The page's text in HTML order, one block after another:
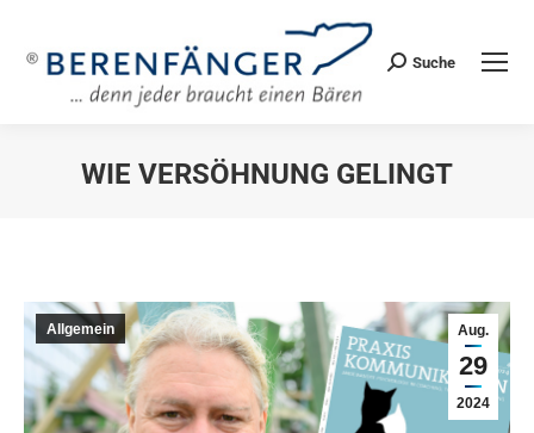
Search:
Suche
WIE VERSÖHNUNG GELINGT
Aug.
29
2024
Allgemein